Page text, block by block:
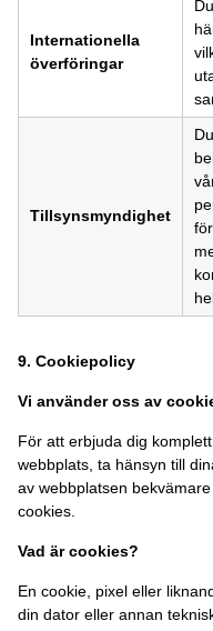
Internationella
överföringar
Tillsynsmyndighet
9. Cookiepolicy
Vi använder oss av
För att erbjuda dig
webbplats, ta hänsyn till
av webbplatsen
cookies.
Vad är cookies?
En cookie, pixel eller
din dator eller annan